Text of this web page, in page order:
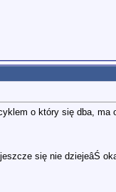
o który się dba,
się nie dziejeâŚ